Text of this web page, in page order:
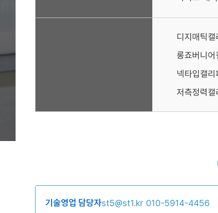
디지매틱캘
롱죠버니어
넥타입캘리
저측정력캘
기술영업 담당자st5@st1.kr 010-5914-4456